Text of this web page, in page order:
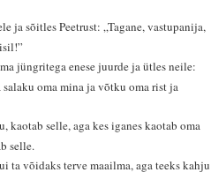
ja sõitles Peetrust: „Tagane, vastupanija,
jüngritega enese juurde ja ütles neile:
oma mina ja võtku oma rist ja
kaotab selle, aga kes iganes kaotab oma
selle.
ta võidaks terve maailma, aga teeks kahju